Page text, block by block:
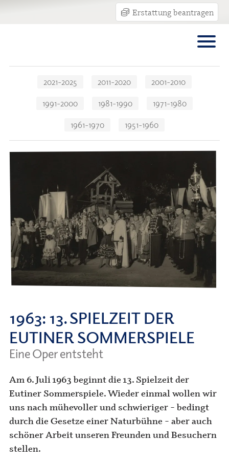
Erstattung beantragen
Navigation2021-2025 2011-2020 2001-2010
1991-2000 1981-1990 1971-1980
1961-1970 1951-1960
1963: 13. SPIELZEIT DER
EUTINER SOMMERSPIELE
Eine Oper entsteht
Am 6. Juli 1963 beginnt die 13. Spielzeit der
Eutiner Sommerspiele. Wieder einmal wollen wir
uns nach mühevoller und schwieriger – bedingt
durch die Gesetze einer Natur­bühne – aber auch
schöner Arbeit unseren Freunden und Besuchern
stellen.